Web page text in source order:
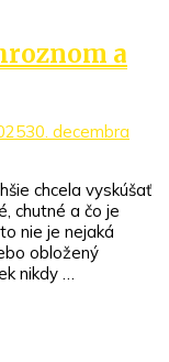
a
30. decembra
chcela vyskúšať
chutné a čo je
nie je nejaká
obložený
nikdy …